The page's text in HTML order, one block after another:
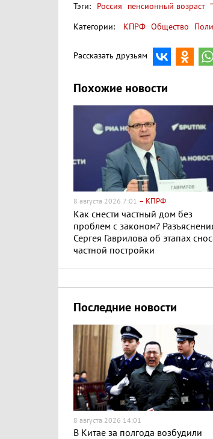
Тэги: Россия пенсионный возраст
Категории:
КПРФ Общество
Рассказать друзьям
Похожие новости
8 августа 2026 7:01 – КПРФ
Как снести частный дом без
проблем с законом?
Сергея Гаврилова об этапах
частной постройки
Последние новости
8 августа 2026 14:01
В Китае за полгода возбудили